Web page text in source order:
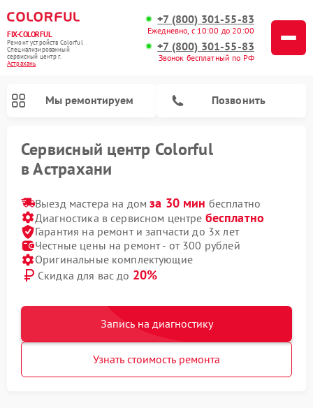
FIX-COLORFUL
Ремонт устройств Colorful
Специализированный
cервисный центр г.
Астрахань
+7 (800) 301-55-83
Ежедневно, с 10:00 до 20:00
+7 (800) 301-55-83
Звонок бесплатный по РФ
Мы ремонтируем Позвонить
Сервисный центр Colorful
в Астрахани
Выезд мастера на домза 30 мин бесплатно
Диагностика в сервисном центре бесплатно
Гарантия на ремонт и запчасти до 3х лет
Честные цены на ремонт - от 300 рублей
Оригинальные комплектующие
Скидка для вас до 20%
Запись на диагностику
Узнать стоимость ремонта